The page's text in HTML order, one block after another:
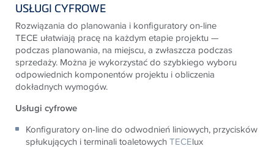
USŁUGI CYFROWE
Rozwiązania do planowania i konfiguratory on-line
TECE ułatwiają pracę na każdym etapie projektu —
podczas planowania, na miejscu, a zwłaszcza podczas
sprzedaży. Można je wykorzystać do szybkiego wyboru
odpowiednich komponentów projektu i obliczenia
dokładnych wymogów.
Usługi cyfrowe
Konfiguratory on-line do odwodnień liniowych, przycisków
spłukujących i terminali toaletowychTECElux